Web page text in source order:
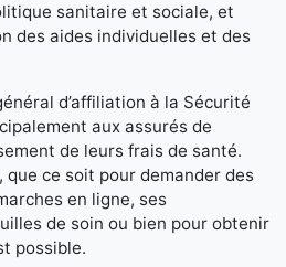
sanitaire et sociale, et
des aides individuelles et des
d’affiliation à la Sécurité
aux assurés de
de leurs frais de santé.
que ce soit pour demander des
en ligne, ses
de soin ou bien pour obtenir
possible.